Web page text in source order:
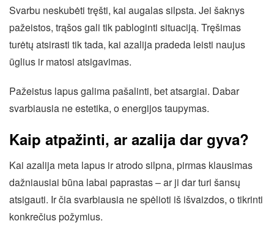
Svarbu neskubėti tręšti, kai augalas silpsta. Jei šaknys
pažeistos, trąšos gali tik pabloginti situaciją. Tręšimas
turėtų atsirasti tik tada, kai azalija pradeda leisti naujus
ūglius ir matosi atsigavimas.
Pažeistus lapus galima pašalinti, bet atsargiai. Dabar
svarbiausia ne estetika, o energijos taupymas.
Kaip atpažinti, ar azalija dar gyva?
Kai azalija meta lapus ir atrodo silpna, pirmas klausimas
dažniausiai būna labai paprastas – ar ji dar turi šansų
atsigauti. Ir čia svarbiausia ne spėlioti iš išvaizdos, o tikrinti
konkrečius požymius.